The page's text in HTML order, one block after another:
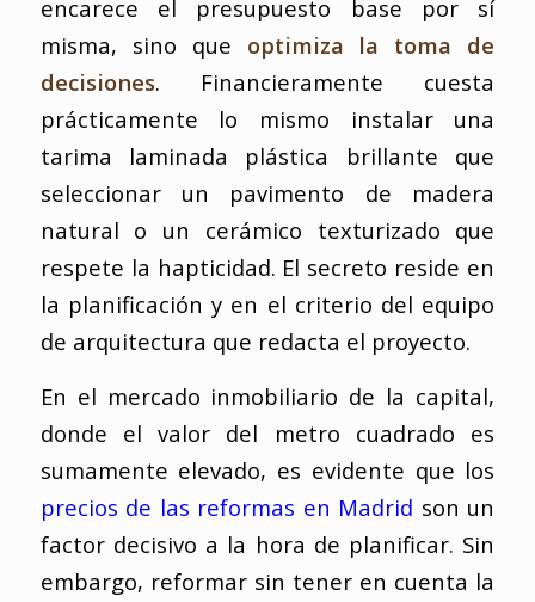
encarece el presupuesto base por sí
misma, sino que optimiza la toma de
decisiones. Financieramente cuesta
prácticamente lo mismo instalar una
tarima laminada plástica brillante que
seleccionar un pavimento de madera
natural o un cerámico texturizado que
respete la hapticidad. El secreto reside en
la planificación y en el criterio del equipo
de arquitectura que redacta el proyecto.
En el mercado inmobiliario de la capital,
donde el valor del metro cuadrado es
sumamente elevado, es evidente que los
precios de las reformas en Madrid son un
factor decisivo a la hora de planificar. Sin
embargo, reformar sin tener en cuenta la